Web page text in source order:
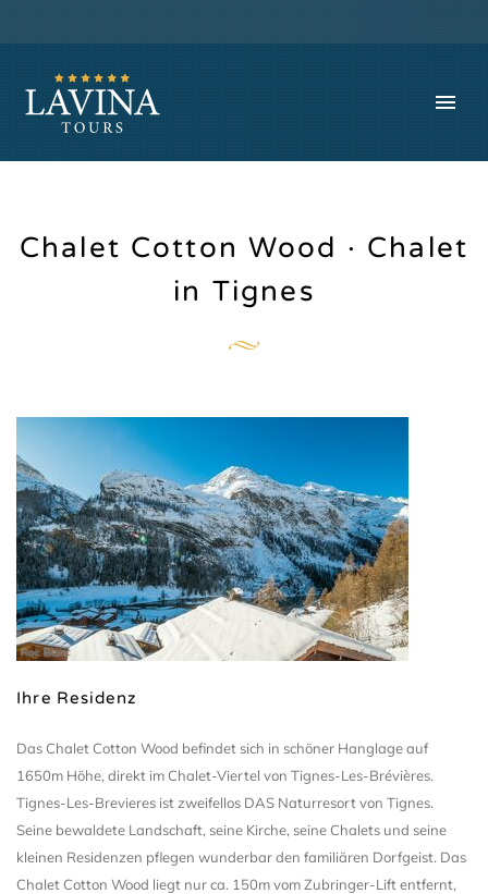
Chalet Cotton Wood · Chalet
in Tignes
Roc Blanc
Ihre Residenz
Das Chalet Cotton Wood befindet sich in schöner Hanglage auf
1650m Höhe, direkt im Chalet-Viertel von Tignes-Les-Brévières.
Tignes-Les-Brevieres ist zweifellos DAS Naturresort von Tignes.
Seine bewaldete Landschaft, seine Kirche, seine Chalets und seine
kleinen Residenzen pflegen wunderbar den familiären Dorfgeist. Das
Chalet Cotton Wood liegt nur ca. 150m vom Zubringer-Lift entfernt,